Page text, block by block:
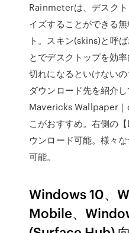
Rainmeterは、デスク
イズすることができる
ト。スキン(skins)と呼
とでデスクトップを効
切れになるといけない
ダウンロード先を紹介
Mavericks Wallpaper
こがおすすめ。右側の
ウンロード可能。様々
可能。
Windows 10、
Mobile、